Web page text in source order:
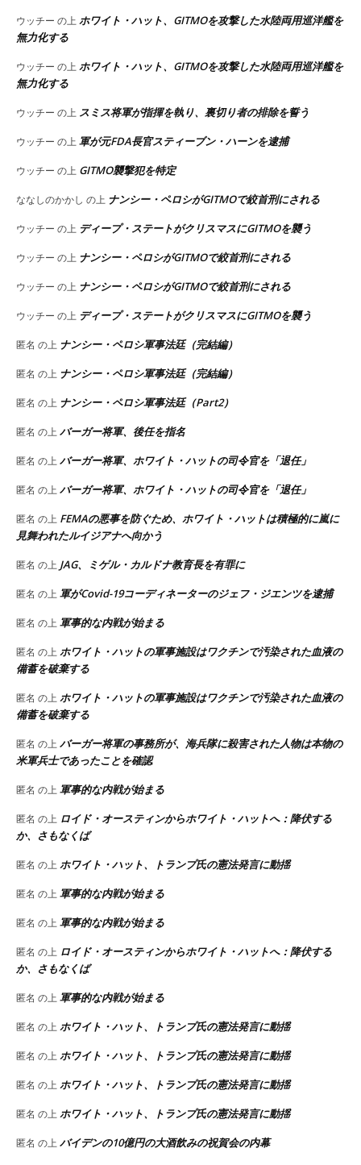
ウッチー の上ホワイト・ハット、GITMOを攻撃した水陸両用巡洋艦を
無力化する
ウッチー の上ホワイト・ハット、GITMOを攻撃した水陸両用巡洋艦を
無力化する
ウッチー の上 スミス将軍が指揮を執り、裏切り者の排除を誓う
ウッチー の上軍が元FDA長官スティーブン・ハーンを逮捕
ウッチー の上 GITMO襲撃犯を特定
ななしのかかし の上 ナンシー・ペロシがGITMOで絞首刑にされる
ウッチー の上 ディープ・ステートがクリスマスにGITMOを襲う
ウッチー の上 ナンシー・ペロシがGITMOで絞首刑にされる
ウッチー の上 ナンシー・ペロシがGITMOで絞首刑にされる
ウッチー の上 ディープ・ステートがクリスマスにGITMOを襲う
匿名 の上 ナンシー・ペロシ軍事法廷（完結編）
匿名 の上 ナンシー・ペロシ軍事法廷（完結編）
匿名 の上 ナンシー・ペロシ軍事法廷（Part2）
匿名 の上バーガー将軍、後任を指名
匿名 の上バーガー将軍、ホワイト・ハットの司令官を「退任」
匿名 の上バーガー将軍、ホワイト・ハットの司令官を「退任」
匿名 の上 FEMAの悪事を防ぐため、ホワイト・ハットは積極的に嵐に
見舞われたルイジアナへ向かう
匿名 の上 JAG、ミゲル・カルドナ教育長を有罪に
匿名 の上軍がCovid-19コーディネーターのジェフ・ジエンツを逮捕
匿名 の上軍事的な内戦が始まる
匿名 の上ホワイト・ハットの軍事施設はワクチンで汚染された血液の
備蓄を破棄する
匿名 の上ホワイト・ハットの軍事施設はワクチンで汚染された血液の
備蓄を破棄する
匿名 の上バーガー将軍の事務所が、海兵隊に殺害された人物は本物の
米軍兵士であったことを確認
匿名 の上軍事的な内戦が始まる
匿名 の上 ロイド・オースティンからホワイト・ハットへ：降伏する
か、さもなくば
匿名 の上ホワイト・ハット、トランプ氏の憲法発言に動揺
匿名 の上軍事的な内戦が始まる
匿名 の上軍事的な内戦が始まる
匿名 の上 ロイド・オースティンからホワイト・ハットへ：降伏する
か、さもなくば
匿名 の上軍事的な内戦が始まる
匿名 の上ホワイト・ハット、トランプ氏の憲法発言に動揺
匿名 の上ホワイト・ハット、トランプ氏の憲法発言に動揺
匿名 の上ホワイト・ハット、トランプ氏の憲法発言に動揺
匿名 の上ホワイト・ハット、トランプ氏の憲法発言に動揺
匿名 の上バイデンの10億円の大酒飲みの祝賀会の内幕